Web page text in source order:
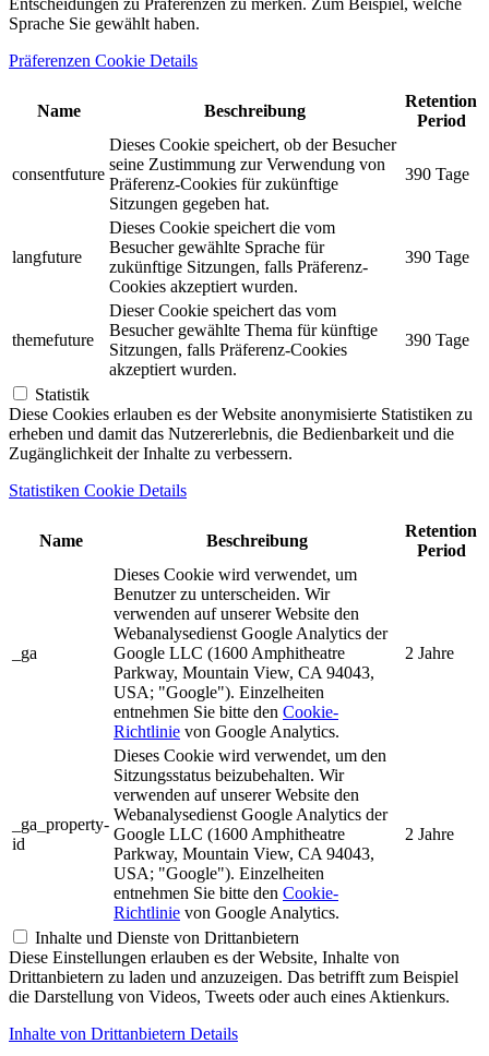
Entscheidungen zu Präferenzen zu merken. Zum Beispiel, welche
Sprache Sie gewählt haben.
Präferenzen Cookie Details
Name Beschreibung
Retention
Period
consentfuture
Dieses Cookie speichert, ob der Besucher
seine Zustimmung zur Verwendung von
Präferenz-Cookies für zukünftige
Sitzungen gegeben hat.
390 Tage
langfuture
Dieses Cookie speichert die vom
Besucher gewählte Sprache für
zukünftige Sitzungen, falls Präferenz-
Cookies akzeptiert wurden.
390 Tage
themefuture
Dieser Cookie speichert das vom
Besucher gewählte Thema für künftige
Sitzungen, falls Präferenz-Cookies
akzeptiert wurden.
390 Tage
Statistik
Diese Cookies erlauben es der Website anonymisierte Statistiken zu
erheben und damit das Nutzererlebnis, die Bedienbarkeit und die
Zugänglichkeit der Inhalte zu verbessern.
Statistiken Cookie Details
Name Beschreibung
Retention
Period
_ga
Dieses Cookie wird verwendet, um
Benutzer zu unterscheiden. Wir
verwenden auf unserer Website den
Webanalysedienst Google Analytics der
Google LLC (1600 Amphitheatre
Parkway, Mountain View, CA 94043,
USA; "Google"). Einzelheiten
entnehmen Sie bitte den Cookie-
Richtlinie von Google Analytics.
2 Jahre
_ga_property-
id
Dieses Cookie wird verwendet, um den
Sitzungsstatus beizubehalten. Wir
verwenden auf unserer Website den
Webanalysedienst Google Analytics der
Google LLC (1600 Amphitheatre
Parkway, Mountain View, CA 94043,
USA; "Google"). Einzelheiten
entnehmen Sie bitte den Cookie-
Richtlinie von Google Analytics.
2 Jahre
Inhalte und Dienste von Drittanbietern
Diese Einstellungen erlauben es der Website, Inhalte von
Drittanbietern zu laden und anzuzeigen. Das betrifft zum Beispiel
die Darstellung von Videos, Tweets oder auch eines Aktienkurs.
Inhalte von Drittanbietern Details